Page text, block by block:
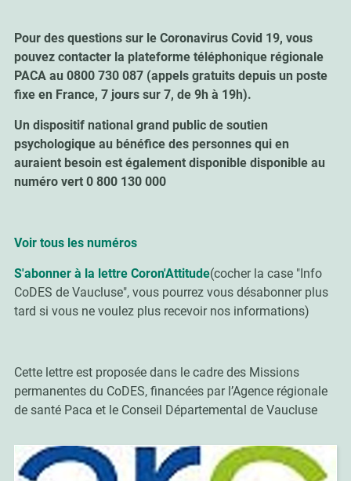
Pour des questions sur le Coronavirus Covid 19, vous
pouvez contacter la plateforme téléphonique régionale
PACA au 0800 730 087 (appels gratuits depuis un poste
fixe en France, 7 jours sur 7, de 9h à 19h).
Un dispositif national grand public de soutien
psychologique au bénéfice des personnes qui en
auraient besoin est également disponible disponible au
numéro vert 0 800 130 000
Voir tous les numéros
S'abonner à la lettre Coron'Attitude(cocher la case "Info
CoDES de Vaucluse", vous pourrez vous désabonner plus
tard si vous ne voulez plus recevoir nos informations)
Cette lettre est proposée dans le cadre des Missions
permanentes du CoDES, financées par l’Agence régionale
de santé Paca et le Conseil Départemental de Vaucluse